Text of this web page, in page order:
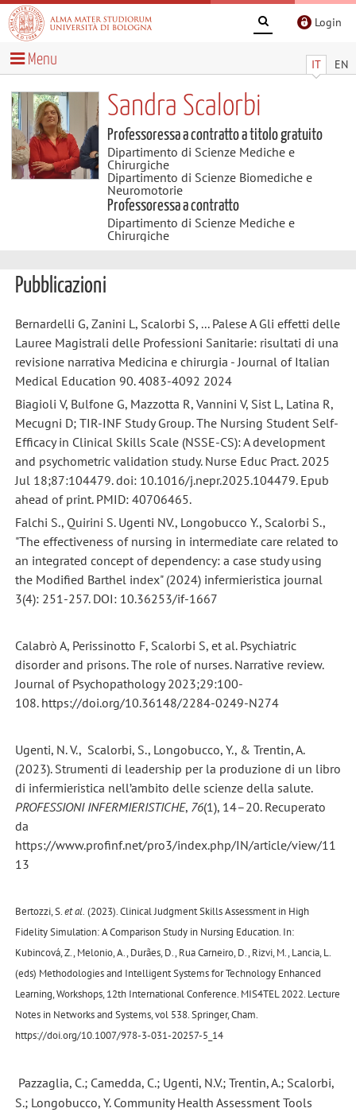
Login
IT EN
Menu
Sandra Scalorbi
Professoressa a contratto a titolo gratuito
Dipartimento di Scienze Mediche e
Chirurgiche
Dipartimento di Scienze Biomediche e
Neuromotorie
Professoressa a contratto
Dipartimento di Scienze Mediche e
Chirurgiche
Pubblicazioni
Bernardelli G, Zanini L, Scalorbi S, ... Palese A Gli effetti delle
Lauree Magistrali delle Professioni Sanitarie: risultati di una
revisione narrativa Medicina e chirurgia - Journal of Italian
Medical Education 90. 4083-4092 2024
Biagioli V, Bulfone G, Mazzotta R, Vannini V, Sist L, Latina R,
Mecugni D; TIR-INF Study Group. The Nursing Student Self-
Efficacy in Clinical Skills Scale (NSSE-CS): A development
and psychometric validation study. Nurse Educ Pract. 2025
Jul 18;87:104479. doi: 10.1016/j.nepr.2025.104479. Epub
ahead of print. PMID: 40706465.
Falchi S., Quirini S. Ugenti NV., Longobucco Y., Scalorbi S.,
"The effectiveness of nursing in intermediate care related to
an integrated concept of dependency: a case study using
the Modified Barthel index" (2024) infermieristica journal
3(4): 251-257. DOI: 10.36253/if-1667
Calabrò A, Perissinotto F, Scalorbi S, et al. Psychiatric
disorder and prisons. The role of nurses. Narrative review.
Journal of Psychopathology 2023;29:100-
108. https://doi.org/10.36148/2284-0249-N274
Ugenti, N. V., Scalorbi, S., Longobucco, Y., & Trentin, A.
(2023). Strumenti di leadership per la produzione di un libro
di infermieristica nell’ambito delle scienze della salute.
PROFESSIONI INFERMIERISTICHE, 76(1), 14–20. Recuperato
da
https://www.profinf.net/pro3/index.php/IN/article/view/11
13
Bertozzi, S.et al. (2023). Clinical Judgment Skills Assessment in High
Fidelity Simulation: A Comparison Study in Nursing Education. In:
Kubincová, Z., Melonio, A., Durães, D., Rua Carneiro, D., Rizvi, M., Lancia, L.
(eds) Methodologies and Intelligent Systems for Technology Enhanced
Learning, Workshops, 12th International Conference. MIS4TEL 2022. Lecture
Notes in Networks and Systems, vol 538. Springer, Cham.
https://doi.org/10.1007/978-3-031-20257-5_14
Pazzaglia, C.; Camedda, C.; Ugenti, N.V.; Trentin, A.; Scalorbi,
S.; Longobucco, Y. Community Health Assessment Tools